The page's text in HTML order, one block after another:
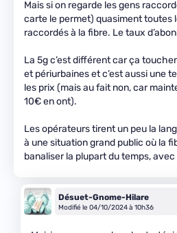
Mais si on regarde les gens
carte le permet) quasiment toutes
raccordés à la fibre. Le taux
La 5g c’est différent car ça
et périurbaines et c’est aussi une
les prix (mais au fait non, car
10€ en ont).
Les opérateurs tirent un peu la
à une situation grand public où la
banaliser la plupart du temps,
Désuet-Gnome-Hilare
Modifié le 04/10/2024 à 10h36